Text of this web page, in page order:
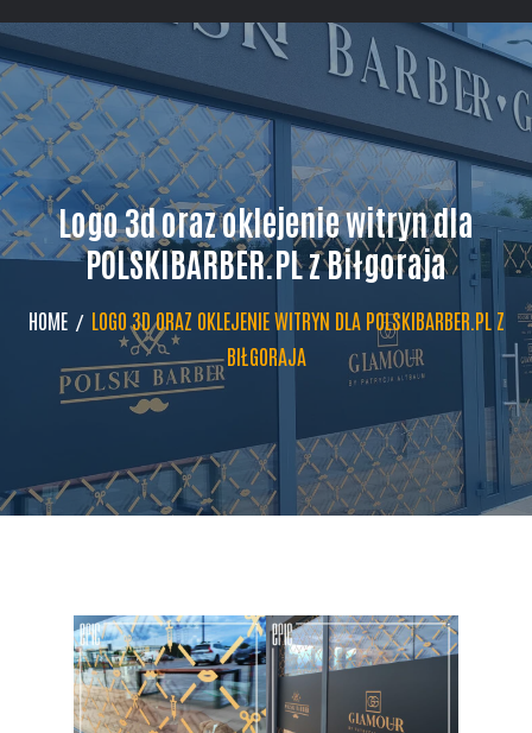
Logo 3d oraz oklejenie witryn dla
POLSKIBARBER.PL z Biłgoraja
HOME
LOGO 3D ORAZ OKLEJENIE WITRYN DLA POLSKIBARBER.PL Z
BIŁGORAJA